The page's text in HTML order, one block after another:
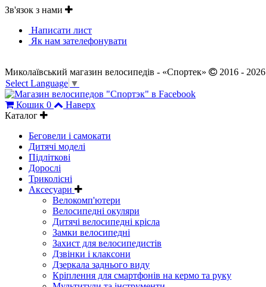
Зв'язок з нами
Написати лист
Як нам зателефонувати
Миколаївський магазин велосипедів - «Спортек»
2016 - 2026
Select Language ▼
Кошик 0
Наверх
Каталог
Беговели і самокати
Дитячі моделі
Підліткові
Дорослі
Триколісні
Аксесуари
Велокомп'ютери
Велосипедні окуляри
Дитячі велосипедні крісла
Замки велосипедні
Захист для велосипедистів
Дзвінки і клаксони
Дзеркала заднього виду
Кріплення для смартфонів на кермо та руку